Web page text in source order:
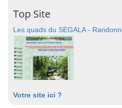
Top Site
Les quads du SEGALA -
Votre site ici ?